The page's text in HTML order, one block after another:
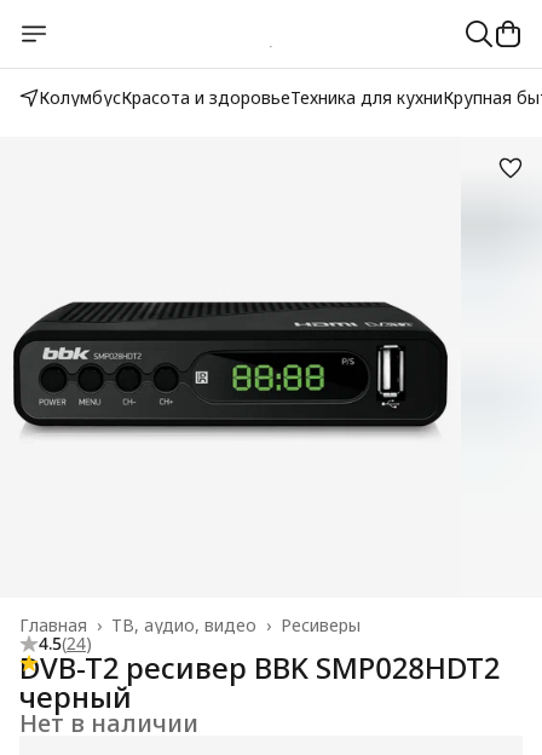
КолумбусКрасота и здоровьеТехника для кухниКрупная
Ресиверы
ТВ, аудио, видео ›
Главная ›
4.5(24)
DVB-T2 ресивер BBK SMP028HDT2
черный
Нет в наличии